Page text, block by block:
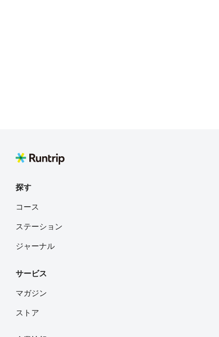
探す
コース
ステーション
ジャーナル
サービス
マガジン
ストア